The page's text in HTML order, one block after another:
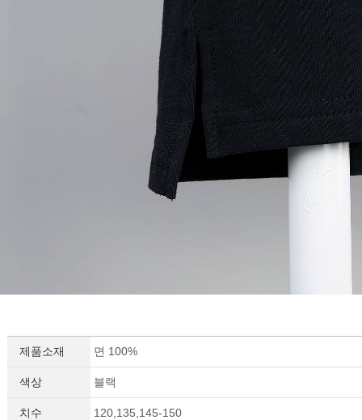
제품소재 면 100%
색상 블랙
치수 120,135,145-150